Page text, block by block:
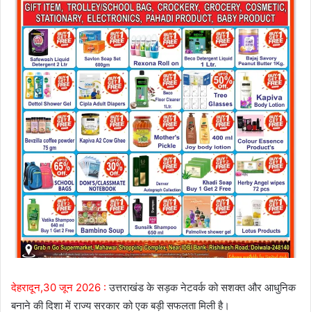
देहरादून,30 जून 2026 : उत्तराखंड के सड़क नेटवर्क को सशक्त और आधुनिक
बनाने की दिशा में राज्य सरकार को एक बड़ी सफलता मिली है।